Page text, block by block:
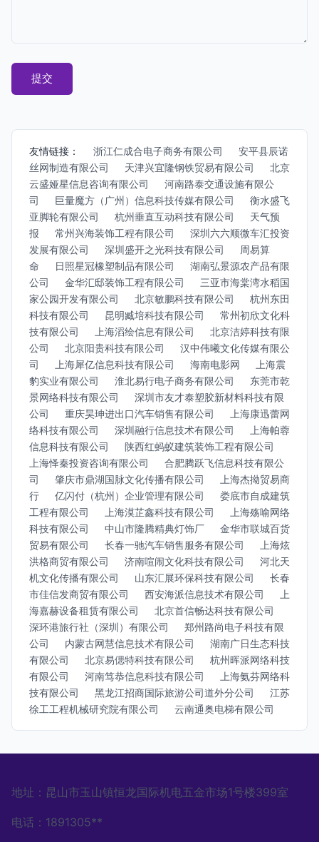
友情链接： 浙江仁成合电子商务有限公司
安平县辰诺
丝网制造有限公司
天津兴宜隆钢铁贸易有限公司
北京
云盛娅星信息咨询有限公司
河南路泰交通设施有限公
司
巨量魔方（广州）信息科技传媒有限公司
衡水盛飞
亚脚轮有限公司
杭州垂直互动科技有限公司
天气预
报
常州兴海装饰工程有限公司
深圳六六顺微车汇投资
发展有限公司
深圳盛开之光科技有限公司
周易算
命
日照星冠橡塑制品有限公司
湖南弘景源农产品有限
公司
金华汇邸装饰工程有限公司
三亚市海棠湾水稻国
家公园开发有限公司
北京敏鹏科技有限公司
杭州东田
科技有限公司
昆明臧培科技有限公司
常州初欣文化科
技有限公司
上海滔绘信息有限公司
北京洁婷科技有限
公司
北京阳贵科技有限公司
汉中伟曦文化传媒有限公
司
上海犀亿信息科技有限公司 海南电影网
上海震
豹实业有限公司
淮北易行电子商务有限公司
东莞市乾
景网络科技有限公司
深圳市友才泰塑胶新材料科技有限
公司
重庆昊珅进出口汽车销售有限公司
上海康迅蕾网
络科技有限公司
深圳融行信息技术有限公司
上海帕蓉
信息科技有限公司
陕西红蚂蚁建筑装饰工程有限公司
上海怿秦投资咨询有限公司
合肥腾跃飞信息科技有限公
司
肇庆市鼎湖国脉文化传播有限公司
上海杰拗贸易商
行
亿闪付（杭州）企业管理有限公司
娄底市自成建筑
工程有限公司
上海漠芷鑫科技有限公司
上海殇喻网络
科技有限公司
中山市隆腾精典灯饰厂
金华市联城百货
贸易有限公司
长春一驰汽车销售服务有限公司
上海炫
洪格商贸有限公司
济南喧闹文化科技有限公司
河北天
机文化传播有限公司
山东汇展环保科技有限公司
长春
市佳信发商贸有限公司
西安海派信息技术有限公司
上
海嘉赫设备租赁有限公司
北京首信畅达科技有限公司
深环港旅行社（深圳）有限公司
郑州路尚电子科技有限
公司
内蒙古网慧信息技术有限公司
湖南广日生态科技
有限公司
北京易偲特科技有限公司
杭州晖派网络科技
有限公司
河南笃恭信息科技有限公司
上海氨芬网络科
技有限公司
黑龙江招商国际旅游公司道外分公司
江苏
徐工工程机械研究院有限公司
云南通奥电梯有限公司
地址：昆山市玉山镇恒龙国际机电五金市场1号楼399室
电话：1891305**